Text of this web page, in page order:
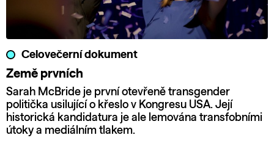
Celovečerní dokument
Země prvních
Sarah McBride je první otevřeně transgender
politička usilující o křeslo v Kongresu USA. Její
historická kandidatura je ale lemována transfobními
útoky a mediálním tlakem.